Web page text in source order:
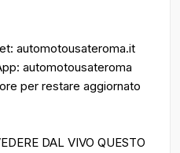
automotousateroma.it
automotousateroma
per restare aggiornato
DAL VIVO QUESTO